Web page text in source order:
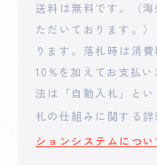
**iramenowaruisapo
送料は無料です。（
ただいております。
ります。落札時は消
10%を加えてお支払
法は「自動入札」と
札の仕組みに関する詳
ションシステムについ